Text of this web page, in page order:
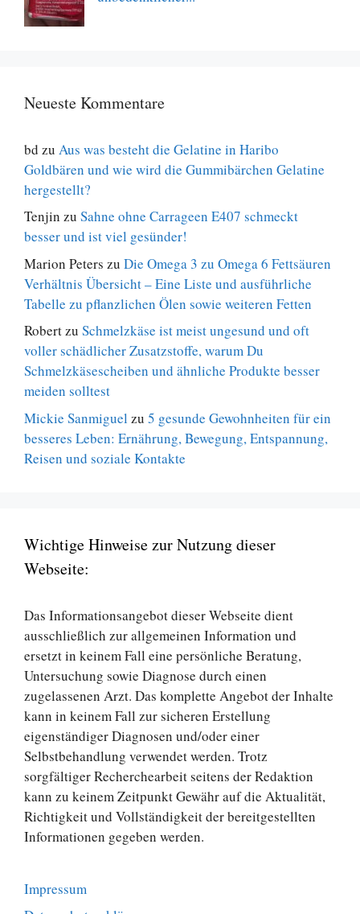
Neueste Kommentare
bd zu Aus was besteht die Gelatine in Haribo
Goldbären und wie wird die Gummibärchen Gelatine
hergestellt?
Tenjin zu Sahne ohne Carrageen E407 schmeckt
besser und ist viel gesünder!
Marion Peters zu Die Omega 3 zu Omega 6 Fettsäuren
Verhältnis Übersicht – Eine Liste und ausführliche
Tabelle zu pflanzlichen Ölen sowie weiteren Fetten
Robertzu Schmelzkäse ist meist ungesund und oft
voller schädlicher Zusatzstoffe, warum Du
Schmelzkäsescheiben und ähnliche Produkte besser
meiden solltest
Mickie Sanmiguel zu 5 gesunde Gewohnheiten für ein
besseres Leben: Ernährung, Bewegung, Entspannung,
Reisen und soziale Kontakte
Wichtige Hinweise zur Nutzung dieser
Webseite:
Das Informationsangebot dieser Webseite dient
ausschließlich zur allgemeinen Information und
ersetzt in keinem Fall eine persönliche Beratung,
Untersuchung sowie Diagnose durch einen
zugelassenen Arzt. Das komplette Angebot der Inhalte
kann in keinem Fall zur sicheren Erstellung
eigenständiger Diagnosen und/oder einer
Selbstbehandlung verwendet werden. Trotz
sorgfältiger Recherchearbeit seitens der Redaktion
kann zu keinem Zeitpunkt Gewähr auf die Aktualität,
Richtigkeit und Vollständigkeit der bereitgestellten
Informationen gegeben werden.
Impressum